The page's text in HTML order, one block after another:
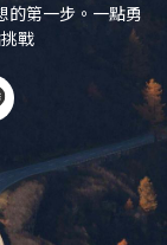
的第一步。一點勇
戰